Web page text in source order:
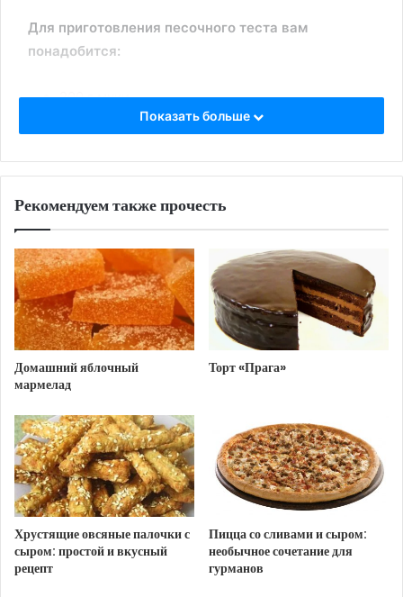
Для приготовления песочного теста вам
понадобится:
200 г муки
100 г сливочного масла (охлажденного)
1 яичный желток
Щепотка соли
Приготовление теста:
В большой миске смешайте муку и соль.
Добавьте нарезанное кубиками холодное
сливочное масло и перетрите все в крошку
кончиками пальцев.
Добавьте сахарную пудру и яичный желток.
Быстро замесите тесто.
Сформируйте из теста шар, оберните пищевой
пленкой и уберите в холодильник на 30 минут.
Пока тесто охлаждается, приготовьте крем. Для
крема вам потребуется:
Показать больше
Рекомендуем также прочесть
Домашний яблочный
мармелад
Торт «Прага»
Хрустящие овсяные палочки с
сыром: простой и вкусный
рецепт
Пицца со сливами и сыром:
необычное сочетание для
гурманов